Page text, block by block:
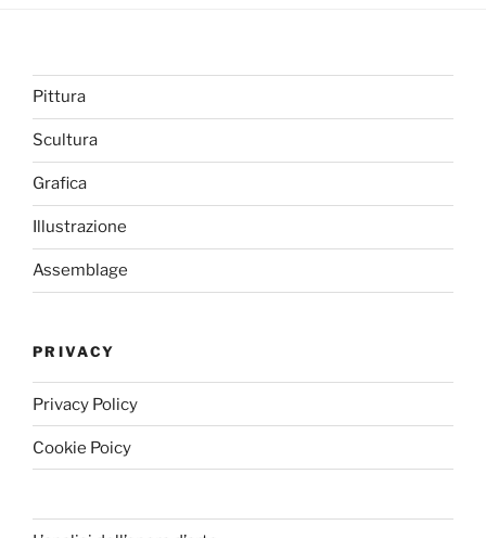
Pittura
Scultura
Grafica
Illustrazione
Assemblage
PRIVACY
Privacy Policy
Cookie Poicy